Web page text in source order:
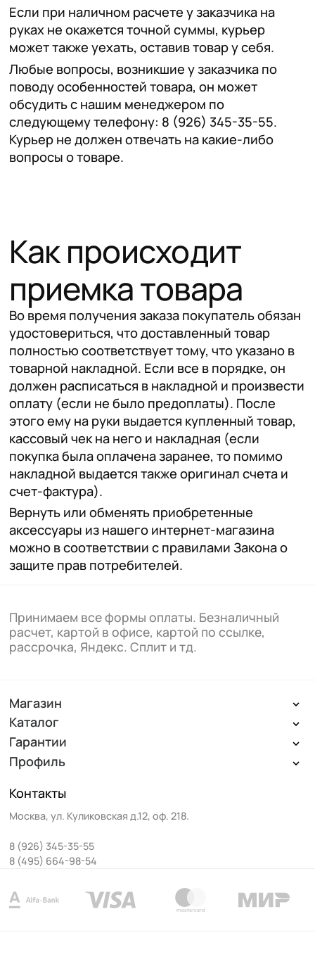
Если при наличном расчете у заказчика на
руках не окажется точной суммы, курьер
может также уехать, оставив товар у себя.
Любые вопросы, возникшие у заказчика по
поводу особенностей товара, он может
обсудить с нашим менеджером по
следующему телефону: 8 (926) 345-35-55.
Курьер не должен отвечать на какие-либо
вопросы о товаре.
Как происходит
приемка товара
Во время получения заказа покупатель обязан
удостовериться, что доставленный товар
полностью соответствует тому, что указано в
товарной накладной. Если все в порядке, он
должен расписаться в накладной и произвести
оплату (если не было предоплаты). После
этого ему на руки выдается купленный товар,
кассовый чек на него и накладная (если
покупка была оплачена заранее, то помимо
накладной выдается также оригинал счета и
счет-фактура).
Вернуть или обменять приобретенные
аксессуары из нашего интернет-магазина
можно в соответствии с правилами Закона о
защите прав потребителей.
Принимаем все формы оплаты. Безналичный
расчет, картой в офисе, картой по ссылке,
рассрочка, Яндекс. Сплит и тд.
Магазин
Каталог
Гарантии
Профиль
Контакты
Москва, ул. Куликовская д.12, оф. 218.
8 (926) 345-35-55
8 (495) 664-98-54